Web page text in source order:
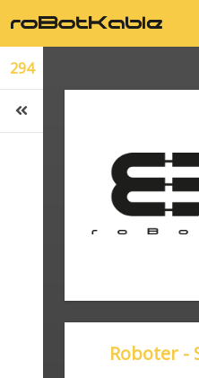
294
Roboter -